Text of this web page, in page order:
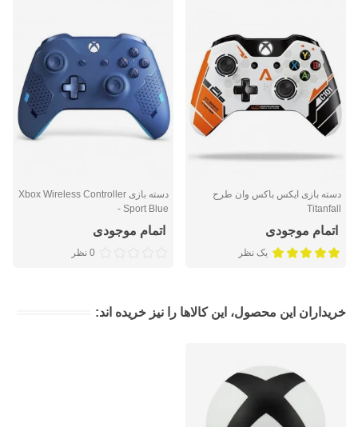
دسته بازی ایکس باکس وان طرح
Titanfall
اتمام موجودی
یک نظر
دسته بازی Xbox Wireless Controller
- Sport Blue
اتمام موجودی
0 نظر
خریداران این محصول، این کالاها را نیز خریده اند: